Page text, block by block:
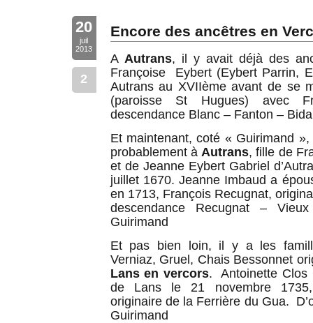
20
juil
2013
2
Encore des ancêtres en
A Autrans, il y avait déjà des
Françoise Eybert (Eybert Parrin,
Autrans au XVIIème avant de se
(paroisse St Hugues) avec
descendance Blanc – Fanton –
Et maintenant, coté « Guirimand
probablement à Autrans, fille de
et de Jeanne Eybert Gabriel
juillet 1670. Jeanne Imbaud a
en 1713, François Recugnat,
descendance Recugnat –
Guirimand
Et pas bien loin, il y a les
Verniaz, Gruel, Chais Bessonnet
Lans en vercors. Antoinette Clos
de Lans le 21 novembre
originaire de la Ferrière du Gua.
Guirimand